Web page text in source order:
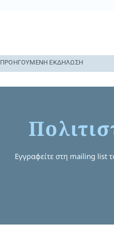
ΠΡΟΗΓΟΎΜΕΝΗ ΕΚΔΉΛΩΣΗ
Εγγραφείτε στη mailing list